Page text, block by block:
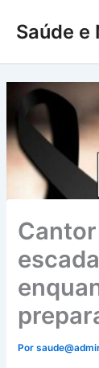
para
conteúdo
Saúde e
Por